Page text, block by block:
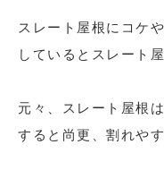
スレート屋根にコケ
しているとスレート
元々、スレート屋根
すると尚更、割れや